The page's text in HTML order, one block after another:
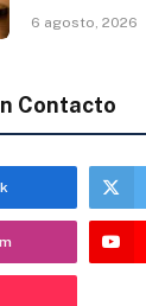
6 agosto, 2026
Contacto